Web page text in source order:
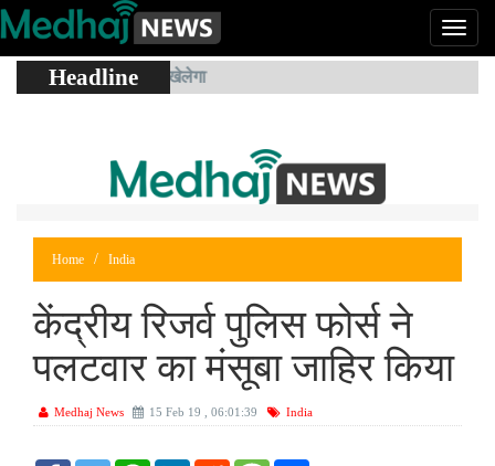
Headline
Home India
केंद्रीय रिजर्व पुलिस फोर्स ने
पलटवार का मंसूबा जाहिर किया
Medhaj News 15 Feb 19 , 06:01:39 India